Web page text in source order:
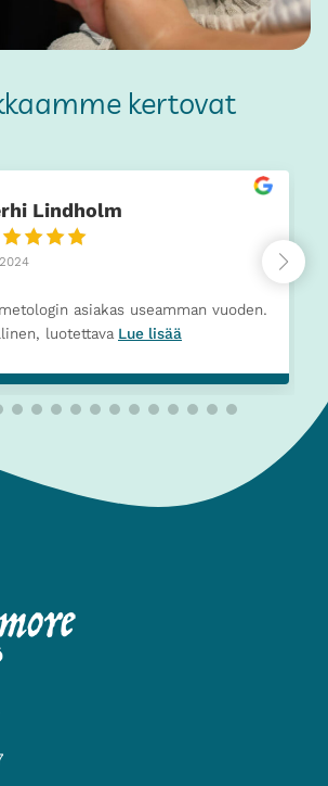
kertovat
Lindholm
asiakas useamman vuoden.
luotettava Lue lisää